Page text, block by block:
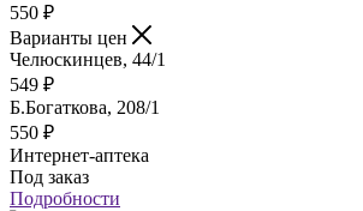
550 ₽
Варианты цен
Челюскинцев, 44/1
549 ₽
Б.Богаткова, 208/1
550 ₽
Интернет-аптека
Под заказ
Подробности